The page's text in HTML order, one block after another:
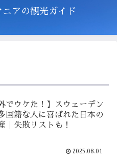
アの観光ガイド
でウケた！】スウェーデン
国籍な人に喜ばれた日本の
｜失敗リストも！
2025.08.01